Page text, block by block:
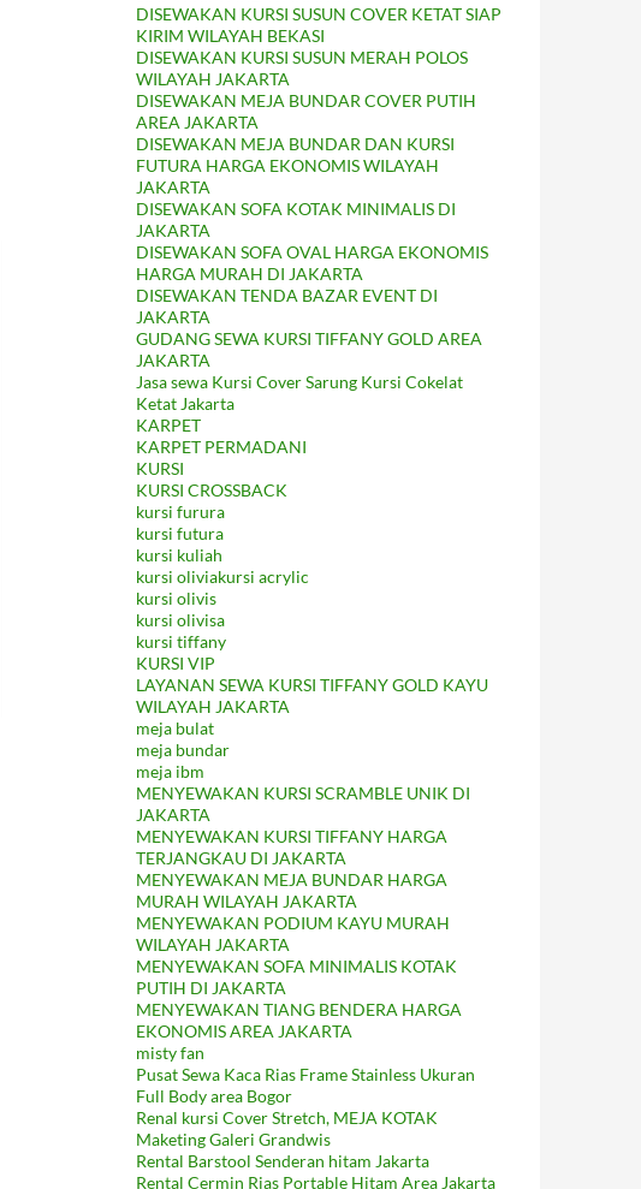
DISEWAKAN KURSI SUSUN COVER KETAT SIAP
KIRIM WILAYAH BEKASI
DISEWAKAN KURSI SUSUN MERAH POLOS
WILAYAH JAKARTA
DISEWAKAN MEJA BUNDAR COVER PUTIH
AREA JAKARTA
DISEWAKAN MEJA BUNDAR DAN KURSI
FUTURA HARGA EKONOMIS WILAYAH
JAKARTA
DISEWAKAN SOFA KOTAK MINIMALIS DI
JAKARTA
DISEWAKAN SOFA OVAL HARGA EKONOMIS
HARGA MURAH DI JAKARTA
DISEWAKAN TENDA BAZAR EVENT DI
JAKARTA
GUDANG SEWA KURSI TIFFANY GOLD AREA
JAKARTA
Jasa sewa Kursi Cover Sarung Kursi Cokelat
Ketat Jakarta
KARPET
KARPET PERMADANI
KURSI
KURSI CROSSBACK
kursi furura
kursi futura
kursi kuliah
kursi oliviakursi acrylic
kursi olivis
kursi olivisa
kursi tiffany
KURSI VIP
LAYANAN SEWA KURSI TIFFANY GOLD KAYU
WILAYAH JAKARTA
meja bulat
meja bundar
meja ibm
MENYEWAKAN KURSI SCRAMBLE UNIK DI
JAKARTA
MENYEWAKAN KURSI TIFFANY HARGA
TERJANGKAU DI JAKARTA
MENYEWAKAN MEJA BUNDAR HARGA
MURAH WILAYAH JAKARTA
MENYEWAKAN PODIUM KAYU MURAH
WILAYAH JAKARTA
MENYEWAKAN SOFA MINIMALIS KOTAK
PUTIH DI JAKARTA
MENYEWAKAN TIANG BENDERA HARGA
EKONOMIS AREA JAKARTA
misty fan
Pusat Sewa Kaca Rias Frame Stainless Ukuran
Full Body area Bogor
Renal kursi Cover Stretch, MEJA KOTAK
Maketing Galeri Grandwis
Rental Barstool Senderan hitam Jakarta
Rental Cermin Rias Portable Hitam Area Jakarta